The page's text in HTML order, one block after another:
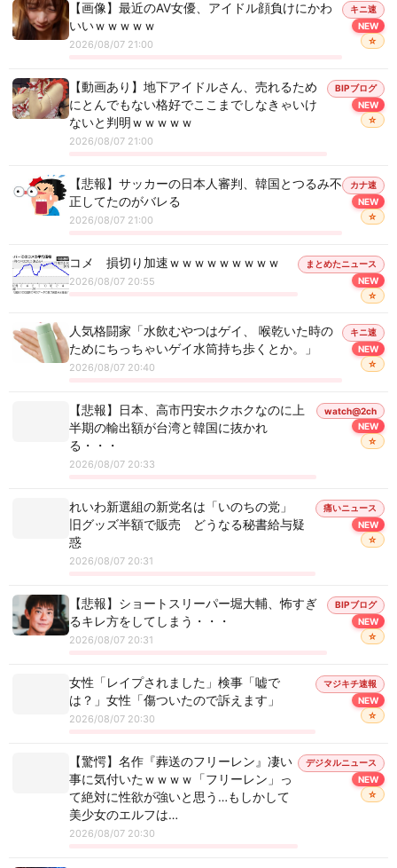
【画像】最近のAV女優、アイドル顔負けにかわ
いいｗｗｗｗｗ
2026/08/07 21:00
キニ速
NEW
☆
【動画あり】地下アイドルさん、売れるため
にとんでもない格好でここまでしなきゃいけ
ないと判明ｗｗｗｗｗ
2026/08/07 21:00
BIPブログ
NEW
☆
【悲報】サッカーの日本人審判、韓国とつるみ不
正してたのがバレる
2026/08/07 21:00
カナ速
NEW
☆
コメ 損切り加速ｗｗｗｗｗｗｗｗｗ
2026/08/07 20:55
まとめたニュース
NEW
☆
人気格闘家「水飲むやつはゲイ、 喉乾いた時の
ためにちっちゃいゲイ水筒持ち歩くとか。」
2026/08/07 20:40
キニ速
NEW
☆
【悲報】日本、高市円安ホクホクなのに上
半期の輸出額が台湾と韓国に抜かれ
る・・・
2026/08/07 20:33
watch@2ch
NEW
☆
れいわ新選組の新党名は「いのちの党」
旧グッズ半額で販売 どうなる秘書給与疑
惑
2026/08/07 20:31
痛いニュース
NEW
☆
【悲報】ショートスリーパー堀大輔、怖すぎ
るキレ方をしてしまう・・・
2026/08/07 20:31
BIPブログ
NEW
☆
女性「レイプされました」検事「嘘で
は？」女性「傷ついたので訴えます」
2026/08/07 20:30
マジキチ速報
NEW
☆
【驚愕】名作『葬送のフリーレン』凄い
事に気付いたｗｗｗｗ「フリーレン」っ
て絶対に性欲が強いと思う…もしかして
美少女のエルフは…
2026/08/07 20:30
デジタルニュース
NEW
☆